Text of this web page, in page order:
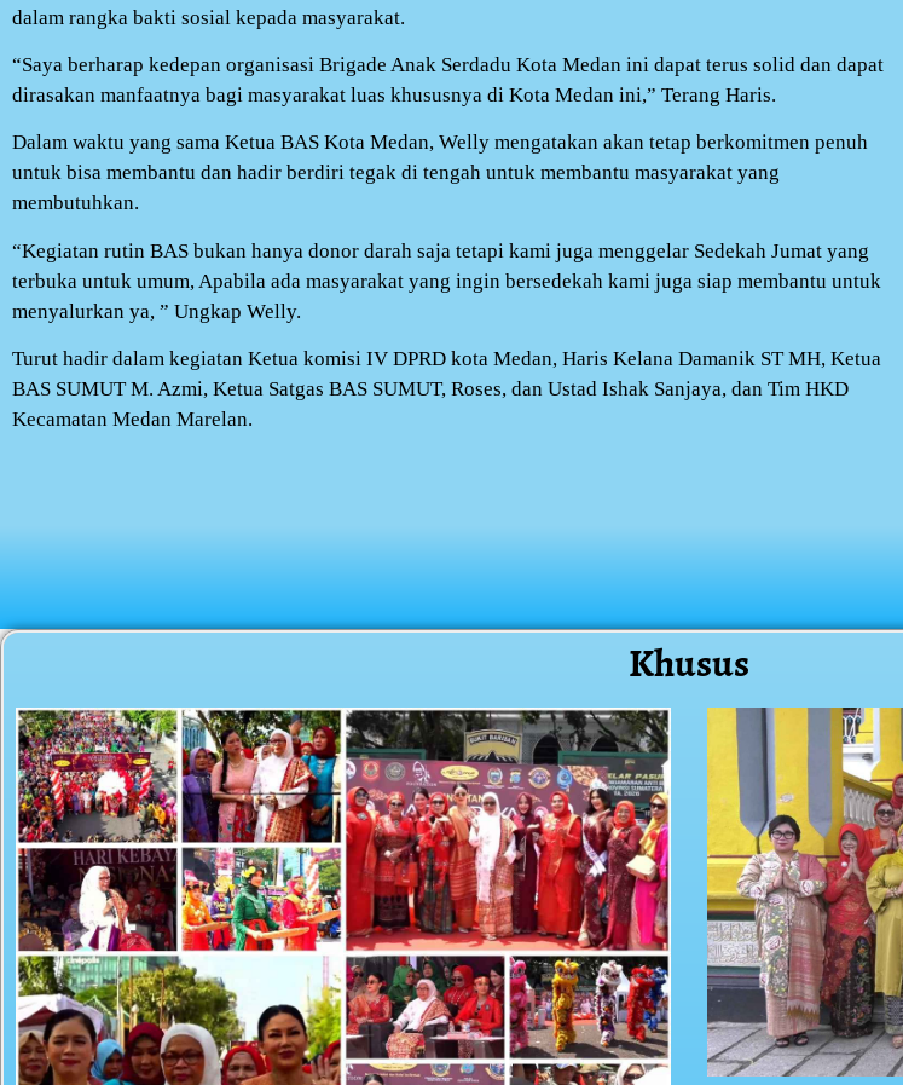
dalam rangka bakti sosial kepada masyarakat.
“Saya berharap kedepan organisasi Brigade Anak Serdadu Kota Medan ini dapat terus solid dan dapat
dirasakan manfaatnya bagi masyarakat luas khususnya di Kota Medan ini,” Terang Haris.
Dalam waktu yang sama Ketua BAS Kota Medan, Welly mengatakan akan tetap berkomitmen penuh
untuk bisa membantu dan hadir berdiri tegak di tengah untuk membantu masyarakat yang
membutuhkan.
“Kegiatan rutin BAS bukan hanya donor darah saja tetapi kami juga menggelar Sedekah Jumat yang
terbuka untuk umum, Apabila ada masyarakat yang ingin bersedekah kami juga siap membantu untuk
menyalurkan ya, ” Ungkap Welly.
Turut hadir dalam kegiatan Ketua komisi IV DPRD kota Medan, Haris Kelana Damanik ST MH, Ketua
BAS SUMUT M. Azmi, Ketua Satgas BAS SUMUT, Roses, dan Ustad Ishak Sanjaya, dan Tim HKD
Kecamatan Medan Marelan.
Khusus